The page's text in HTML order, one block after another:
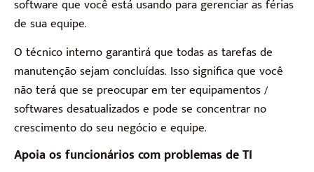
software que você está usando para gerenciar as férias
de sua equipe.
O técnico interno garantirá que todas as tarefas de
manutenção sejam concluídas. Isso significa que você
não terá que se preocupar em ter equipamentos /
softwares desatualizados e pode se concentrar no
crescimento do seu negócio e equipe.
Apoia os funcionários com problemas de TI